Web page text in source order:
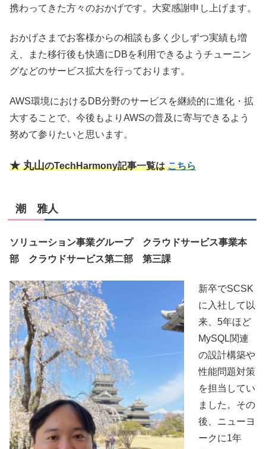
携わってきた方々のおかげです。大変感謝申し上げます。
おかげさまでお客様からの相談も多く少しずつ実績も増
え、また移行後も快適にDBを利用できるようチューニン
グなどのサービス拡大を行っております。
AWS環境におけるDB分野のサービスを継続的に進化・拡
大することで、今後もよりAWSの普及に寄与できるよう
努めて参りたいと思います。
★ 丸山のTechHarmony記事一覧はこちら
潮 雅人
ソリューション事業グループ クラウドサービス事業本
部 クラウドサービス第二部 第三課
新卒でSCSK
に入社して以
来、5年ほど
MySQL関連
の設計構築や
性能問題対策
を担当してい
ました。その
後、ニューヨ
ークに1年